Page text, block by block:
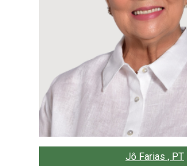
Jô Farias , PT